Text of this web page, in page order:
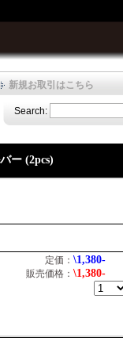
新規お取引はこちら
Search:
ー (2pcs)
定価： \1,380-
販売価格： \1,380-